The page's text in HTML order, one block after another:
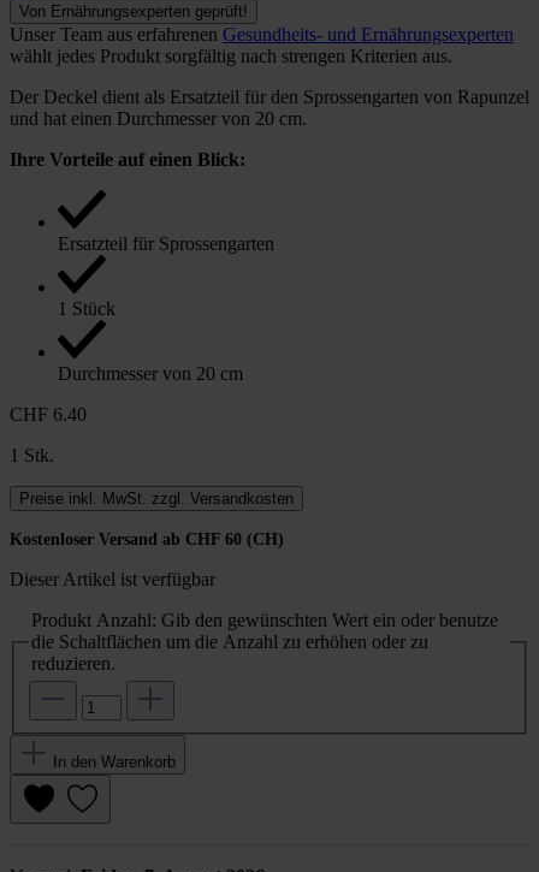
Von Ernährungsexperten geprüft!
Unser Team aus erfahrenen Gesundheits- und Ernährungsexperten
wählt jedes Produkt sorgfältig nach strengen Kriterien aus.
Der Deckel dient als Ersatzteil für den Sprossengarten von Rapunzel
und hat einen Durchmesser von 20 cm.
Ihre Vorteile auf einen Blick:
Ersatzteil für Sprossengarten
1 Stück
Durchmesser von 20 cm
CHF 6.40
1 Stk.
Preise inkl. MwSt. zzgl. Versandkosten
Kostenloser Versand ab CHF 60 (CH)
Dieser Artikel ist verfügbar
Produkt Anzahl: Gib den gewünschten Wert ein oder benutze
die Schaltflächen um die Anzahl zu erhöhen oder zu
reduzieren.
In den Warenkorb